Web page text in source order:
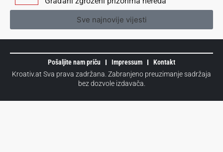
Sve najnovije vijesti
Pošaljite nam priču Impressum
Kontakt
Kroativ.at Sva prava zadržana. Zabranjeno preuzimanje sadržaja
bez dozvole izdavača.